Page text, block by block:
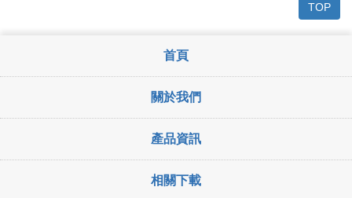
TOP
首頁
關於我們
產品資訊
相關下載